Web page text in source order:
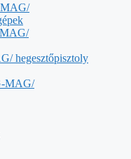
MAG/
hegesztőpisztoly
MAG/